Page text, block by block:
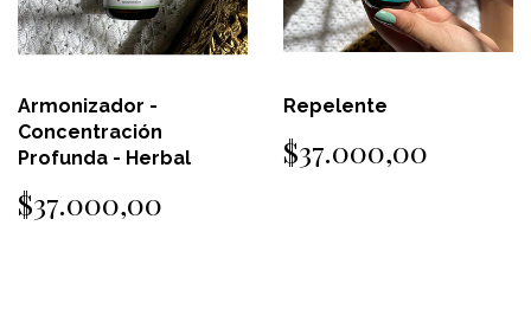
Armonizador -
Concentración
Profunda - Herbal
$37.000,00
Repelente
$37.000,00